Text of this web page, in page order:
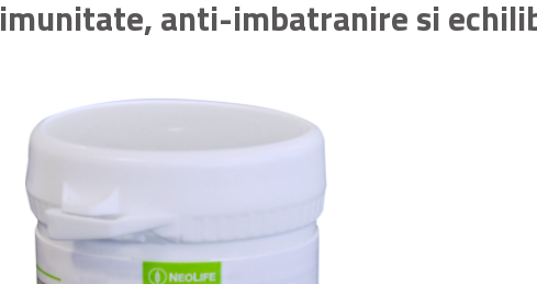
imunitate, anti-imbatranire si